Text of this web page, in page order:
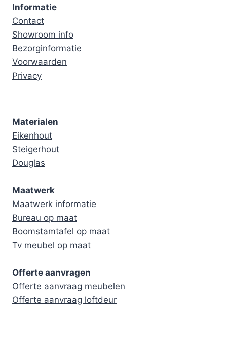
Informatie
Contact
Showroom info
Bezorginformatie
Voorwaarden
Privacy
Materialen
Eikenhout
Steigerhout
Douglas
Maatwerk
Maatwerk informatie
Bureau op maat
Boomstamtafel op maat
Tv meubel op maat
Offerte aanvragen
Offerte aanvraag meubelen
Offerte aanvraag loftdeur